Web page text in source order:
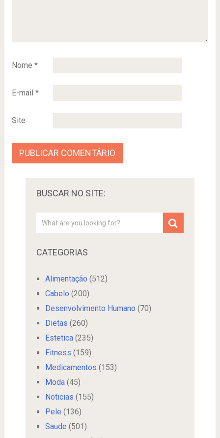
Nome *
E-mail *
Site
BUSCAR NO SITE:
CATEGORIAS
Alimentação (512)
Cabelo (200)
Desenvolvimento Humano (70)
Dietas (260)
Estetica(235)
Fitness (159)
Medicamentos (153)
Moda(45)
Noticias (155)
Pele (136)
Saude (501)